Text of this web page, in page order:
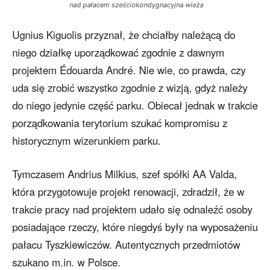
nad pałacem sześciokondygnacyjna wieża
Ugnius Kiguolis przyznał, że chciałby należącą do
niego działkę uporządkować zgodnie z dawnym
projektem Édouarda André. Nie wie, co prawda, czy
uda się zrobić wszystko zgodnie z wizją, gdyż należy
do niego jedynie część parku. Obiecał jednak w trakcie
porządkowania terytorium szukać kompromisu z
historycznym wizerunkiem parku.
Tymczasem Andrius Milkius, szef spółki AA Valda,
która przygotowuje projekt renowacji, zdradził, że w
trakcie pracy nad projektem udało się odnaleźć osoby
posiadające rzeczy, które niegdyś były na wyposażeniu
pałacu Tyszkiewiczów. Autentycznych przedmiotów
szukano m.in. w Polsce.